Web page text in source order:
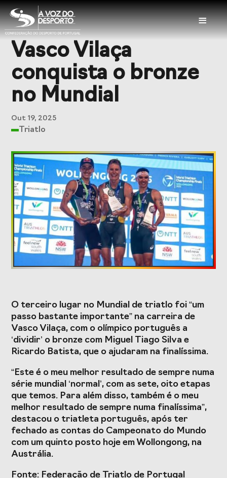
≡
Sobre a CDP
Visão e Missão
Nacionais
Serviços
Balcão das
Federações
Seguros
Desportivos
Formação
O Valor do
Desporto
Português, o seu
financiamento
(1996-2024) e o seu
Estudo
caracterizador do
setor do Desporto
em Portugal e
impacto da
Projetos Europeus
Eventos
Cimeira de
Federações
Gala do Desporto
Vasco Vilaça
conquista o bronze
no Mundial
Out 19, 2025
Triatlo
O terceiro lugar no Mundial de triatlo foi “um
passo bastante importante” na carreira de
Vasco Vilaça, com o olímpico português a
‘dividir’ o bronze com Miguel Tiago Silva e
Ricardo Batista, que o ajudaram na finalíssima.
“Este é o meu melhor resultado de sempre numa
série mundial ‘normal’, com as sete, oito etapas
que temos. Para além disso, também é o meu
melhor resultado de sempre numa finalíssima”,
destacou o triatleta português, após ter
fechado as contas do Campeonato do Mundo
com um quinto posto hoje em Wollongong, na
Austrália.
Fonte: Federação de Triatlo de Portugal